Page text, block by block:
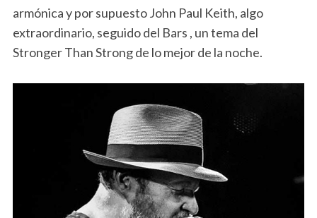
armónica y por supuesto John Paul Keith, algo
extraordinario, seguido del Bars , un tema del
Stronger Than Strong de lo mejor de la noche.